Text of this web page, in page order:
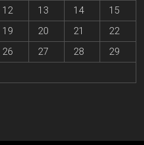
12 13 14
15
19 20 21
22
26 27 28
29